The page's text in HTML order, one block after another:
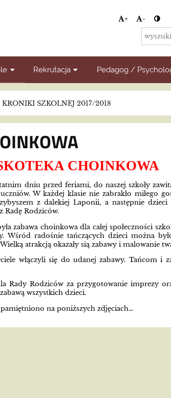
+ -
Rekrutacja Pedagog /
KRONIKI SZKOLNEJ 2017/2018
CHOINKOWA
dniu przed feriami, do naszej szkoły
W każdej klasie nie zabrakło miłego
z dalekiej Laponii, a następnie dzieci
Radę Rodziców.
zabawa choinkowa dla całej społeczności
Wśród radośnie tańczących dzieci można
atrakcją okazały sią zabawy i malowanie
włączyli się do udanej zabawy. Tańcom i
Rady Rodziców za przygotowanie imprezy
wszystkich dzieci.
na poniższych zdjęciach…